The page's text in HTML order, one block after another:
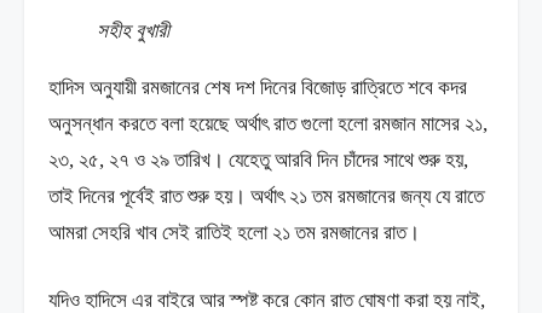
সহীহ বুখারী
হাদিস অনুযায়ী রমজানের শেষ দশ দিনের বিজোড় রাত্রিতে শবে কদর
অনুসন্ধান করতে বলা হয়েছে অর্থাৎ রাত গুলো হলো রমজান মাসের ২১,
২৩, ২৫, ২৭ ও ২৯ তারিখ। যেহেতু আরবি দিন চাঁদের সাথে শুরু হয়,
তাই দিনের পূর্বেই রাত শুরু হয়। অর্থাৎ ২১ তম রমজানের জন্য যে রাতে
আমরা সেহরি খাব সেই রাতিই হলো ২১ তম রমজানের রাত।
যদিও হাদিসে এর বাইরে আর স্পষ্ট করে কোন রাত ঘোষণা করা হয় নাই,